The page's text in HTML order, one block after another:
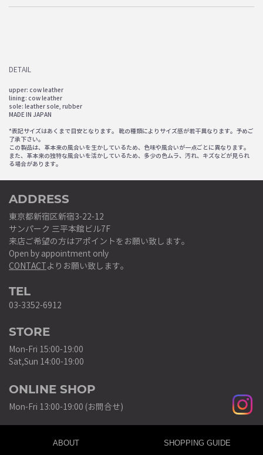
DETAIL
upper: cow leather
lining: cow leather
sole: leather sole, rubber
MADE IN JAPAN
*表記サイズはあくまで目安となります。 靴の種類によりサイズ感が若干異なります。予めご
了承下さい。
この製品は、革本来の風合いを生かしているため、色味や風合いが一点ごとに異なります。
また、革本来の独特な風合いを活かしているため、多少の色ムラ、汚れ、キズなどが見られ
る場合があります。
ADDRESS
東京都新宿区新宿3-22-12
サンパーク 三平本館ビル7F
来店ご希望の方はアポイントをお願い致します。
Open by appointment only
CONTACTよりお願い致します。
TEL
03-3352-6912
STORE
Mon-Fri 15:00-19:00
Sat,Sun 14:00-19:00
ONLINE SHOP
Mon-Fri 13:00-19:00 (お問合せ)
ABOUT SHOPPING GUIDE